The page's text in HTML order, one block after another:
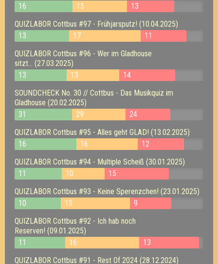
16
15
13
QUIZLABOR Cottbus #97 - Frühjarsputz! (10.04.2025)
13
17
11
QUIZLABOR Cottbus #96 - Wer im Gladhouse
sitzt... (27.03.2025)
13
13
14
SOUNDCHECK No. 30 // Cottbus - Das Musikquiz im
Gladhouse (20.02.2025)
31
29
24
QUIZLABOR Cottbus #95 - Alles geht GLAD! (13.02.2025)
16
16
12
QUIZLABOR Cottbus #94 - Multiple Scheiß (30.01.2025)
11
10
15
QUIZLABOR Cottbus #93 - Keine Sperenzchen! (23.01.2025)
10
15
9
QUIZLABOR Cottbus #92 - Ich hab noch
Reserven! (09.01.2025)
11
16
13
QUIZLABOR Cottbus #91 - Rest Of 2024 (28.12.2024)